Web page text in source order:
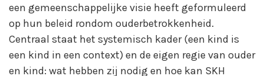
een gemeenschappelijke visie heeft geformuleerd
op hun beleid rondom ouderbetrokkenheid.
Centraal staat het systemisch kader (een kind is
een kind in een context) en de eigen regie van ouder
en kind: wat hebben zij nodig en hoe kan SKH